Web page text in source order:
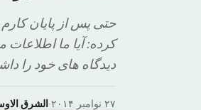
حتی پس از پایان
کرده: آیا ما
دیدگاه های خود را
الشرق· ۲۷ نوامبر ۲۰۱۴